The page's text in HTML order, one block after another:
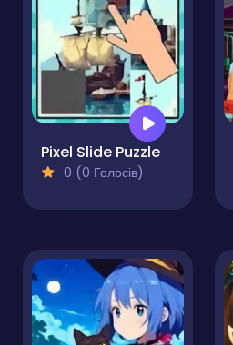
Pixel Slide Puzzle
0 (0 Голосів)